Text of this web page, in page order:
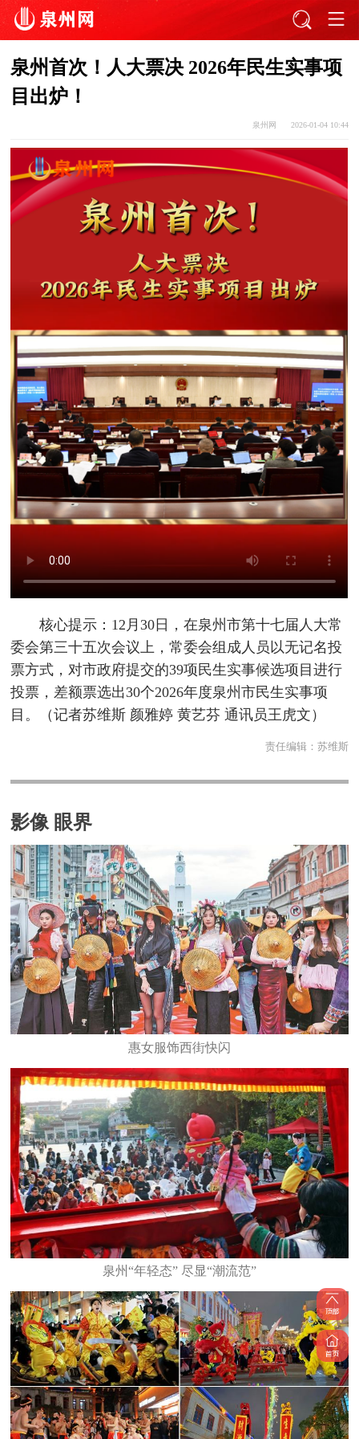
泉州首次！人大票决 2026年民生实事项
目出炉！
泉州网 2026-01-04 10:44
核心提示：12月30日，在泉州市第十七届人大常
委会第三十五次会议上，常委会组成人员以无记名投
票方式，对市政府提交的39项民生实事候选项目进行
投票，差额票选出30个2026年度泉州市民生实事项
目。（记者苏维斯 颜雅婷 黄艺芬 通讯员王虎文）
责任编辑： 苏维斯
影像 眼界
惠女服饰西街快闪
泉州“年轻态” 尽显“潮流范”